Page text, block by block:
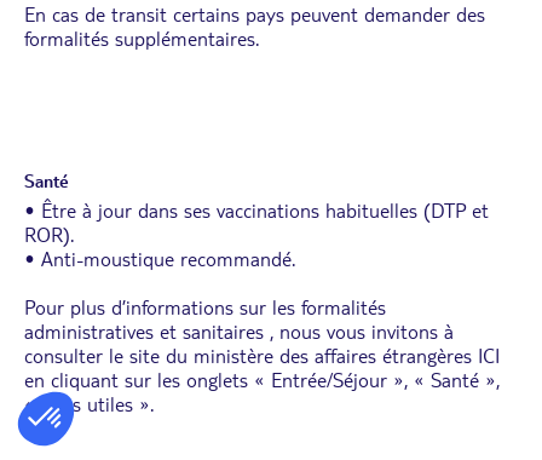
En cas de transit certains pays peuvent demander des
formalités supplémentaires.
Santé
• Être à jour dans ses vaccinations habituelles (DTP et
ROR).
• Anti-moustique recommandé.
Pour plus d’informations sur les formalités
administratives et sanitaires , nous vous invitons à
consulter le site du ministère des affaires étrangères ICI
en cliquant sur les onglets « Entrée/Séjour », « Santé »,
« infos utiles ».